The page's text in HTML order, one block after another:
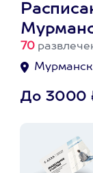
70
Мурманск
До 3000